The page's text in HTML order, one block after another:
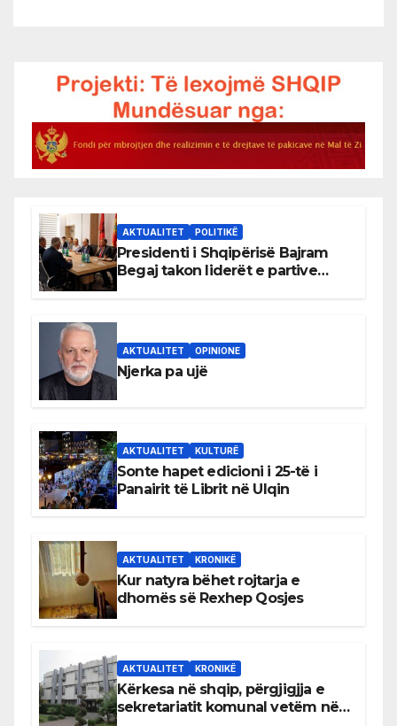
AKTUALITET POLITIKË
Presidenti i Shqipërisë Bajram
Begaj takon liderët e partive
AKTUALITET OPINIONE
Njerka pa ujë
AKTUALITET KULTURË
Sonte hapet edicioni i 25-të i
Panairit të Librit në Ulqin
AKTUALITET KRONIKË
Kur natyra bëhet rojtarja e
dhomës së Rexhep Qosjes
AKTUALITET KRONIKË
Kërkesa në shqip, përgjigjja e
sekretariatit komunal vetëm në